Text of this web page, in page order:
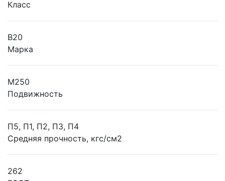
Класс
B20
Марка
М250
Подвижность
П5, П1, П2, П3, П4
Средняя прочность, кгс/см2
262